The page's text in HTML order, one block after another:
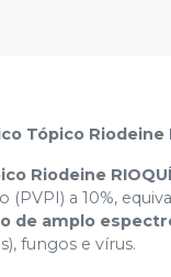
Tópico Riodeine
Riodeine
a 10%,
de amplo
fungos e vírus.